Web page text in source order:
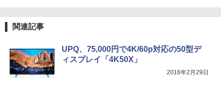
関連記事
UPQ、75,000円で4K/60p対応の50型デ
ィスプレイ「4K50X」
2016年2月29日